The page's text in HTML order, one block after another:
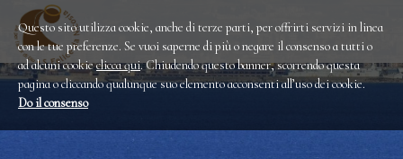
Questo sito utilizza cookie, anche di terze parti, per offrirti servizi in linea
con le tue preferenze. Se vuoi saperne di più o negare il consenso a tutti o
ad alcuni cookieclicca qui. Chiudendo questo banner, scorrendo questa
pagina o cliccando qualunque suo elemento acconsenti all’uso dei cookie.
Do il consenso